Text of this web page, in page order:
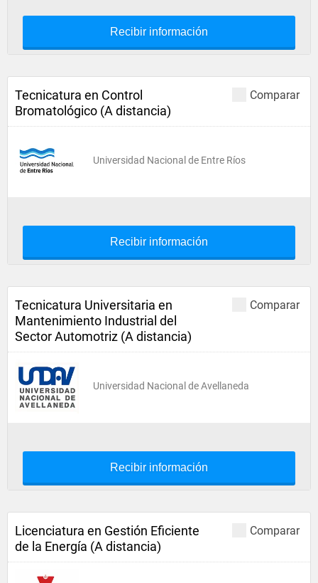
Recibir información
Comparar
Tecnicatura en Control
Bromatológico (A distancia)
Universidad Nacional de Entre Ríos
Recibir información
Comparar
Tecnicatura Universitaria en
Mantenimiento Industrial del
Sector Automotriz (A distancia)
Universidad Nacional de Avellaneda
Recibir información
Comparar
Licenciatura en Gestión Eficiente
de la Energía (A distancia)